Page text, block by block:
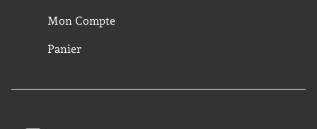
Mon Compte
Panier